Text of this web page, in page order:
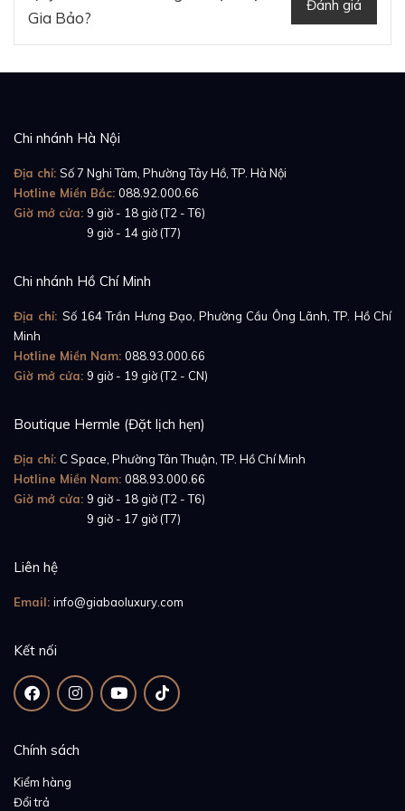
Nautilus No. 5980/1A-001 được thiết kế với một nắp
Sự vận hành liên tục của các chi tiết xem là một kì
quan độc đáo trong giới chế tác.
Review chi tiết đồng hồ Patek Philippe Nautilus
Gia Bảo?
Đánh giá
Chi nhánh Hà Nội
Địa chỉ: Số 7 Nghi Tàm, Phường Tây Hồ, TP. Hà Nội
Hotline Miền Bắc: 088.92.000.66
Giờ mở cửa: 9 giờ - 18 giờ (T2 - T6)
9 giờ - 14 giờ (T7)
Chi nhánh Hồ Chí Minh
Địa chỉ: Số 164 Trần Hưng Đạo, Phường Cầu Ông Lãnh, TP. Hồ Chí
Minh
Hotline Miền Nam: 088.93.000.66
Giờ mở cửa: 9 giờ - 19 giờ (T2 - CN)
Boutique Hermle (Đặt lịch hẹn)
Địa chỉ: C Space, Phường Tân Thuận, TP. Hồ Chí Minh
Hotline Miền Nam: 088.93.000.66
Giờ mở cửa: 9 giờ - 18 giờ (T2 - T6)
9 giờ - 17 giờ (T7)
Liên hệ
Email: info@giabaoluxury.com
Kết nối
Chính sách
Kiểm hàng
Đổi trả